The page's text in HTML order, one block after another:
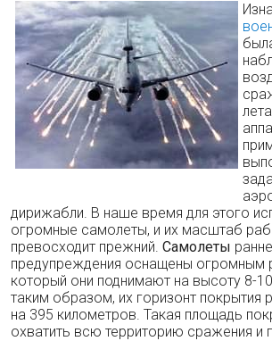
дирижабли. В наше время для этого
огромные самолеты, и их масштаб
превосходит прежний. Самолеты
предупреждения оснащены огромным
который они поднимают на высоту 8-
таким образом, их горизонт покрытия
на 395 километров. Такая площадь
охватить всю территорию сражения и